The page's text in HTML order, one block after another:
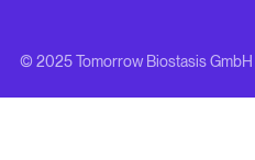
© 2025 Tomorrow Biostasis GmbH